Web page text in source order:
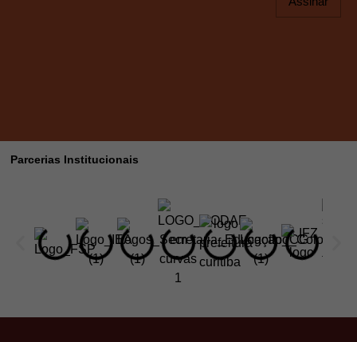
Parcerias Institucionais